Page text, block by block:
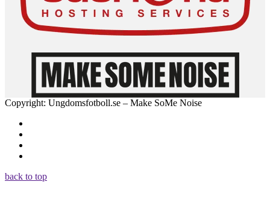
Copyright: Ungdomsfotboll.se – Make SoMe Noise
back to top